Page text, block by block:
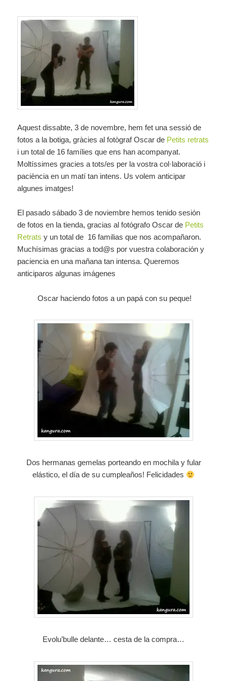
Aquest dissabte, 3 de novembre, hem fet una sessió de
fotos a la botiga, gràcies al fotògraf Oscar de Petits retrats
i un total de 16 famílies que ens han acompanyat.
Moltíssimes gracies a tots/es per la vostra col·laboració i
paciència en un matí tan intens. Us volem anticipar
algunes imatges!
El pasado sábado 3 de noviembre hemos tenido sesión
de fotos en la tienda, gracias al fotógrafo Oscar de Petits
Retrats y un total de 16 familias que nos acompañaron.
Muchísimas gracias a tod@s por vuestra colaboración y
paciencia en una mañana tan intensa. Queremos
anticiparos algunas imágenes
Oscar haciendo fotos a un papá con su peque!
Dos hermanas gemelas porteando en mochila y fular
elástico, el día de su cumpleaños! Felicidades
Evolu’bulle delante… cesta de la compra…